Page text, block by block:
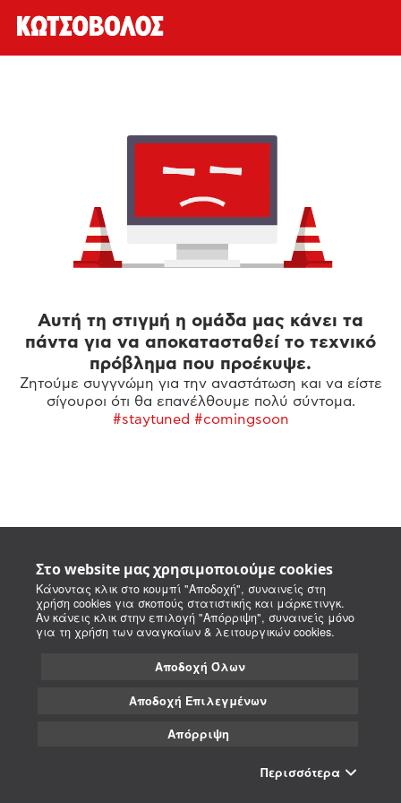
Στο website μας χρησιμοποιούμε cookies
Κάνοντας κλικ στο κουμπί "Αποδοχή", συναινείς στη
χρήση cookies για σκοπούς στατιστικής και μάρκετινγκ.
Αν κάνεις κλικ στην επιλογή "Απόρριψη", συναινείς μόνο
για τη χρήση των αναγκαίων & λειτουργικών cookies.
Αποδοχή Όλων
Αποδοχή Επιλεγμένων
Απόρριψη
Περισσότερα
Αυτή τη στιγμή η ομάδα μας κάνει τα
πάντα για να αποκατασταθεί το τεχνικό
πρόβλημα που προέκυψε.
Ζητούμε συγγνώμη για την αναστάτωση και να είστε
σίγουροι ότι θα επανέλθουμε πολύ σύντομα.
#staytuned #comingsoon